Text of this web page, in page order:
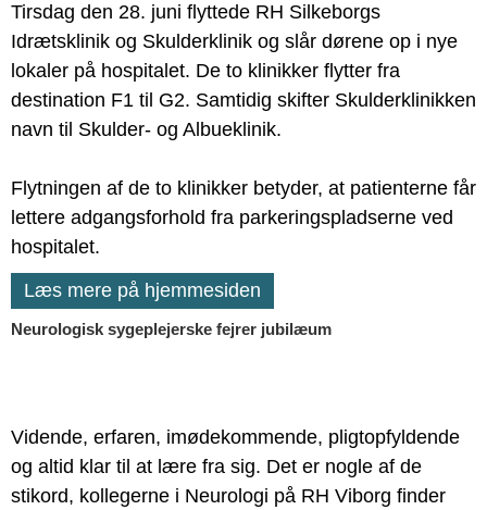
Tirsdag den 28. juni flyttede RH Silkeborgs
Idrætsklinik og Skulderklinik og slår dørene op i nye
lokaler på hospitalet. De to klinikker flytter fra
destination F1 til G2. Samtidig skifter Skulderklinikken
navn til Skulder- og Albueklinik.
Flytningen af de to klinikker betyder, at patienterne får
lettere adgangsforhold fra parkeringspladserne ved
hospitalet.
Læs mere på hjemmesiden
Neurologisk sygeplejerske fejrer jubilæum
Vidende, erfaren, imødekommende, pligtopfyldende
og altid klar til at lære fra sig. Det er nogle af de
stikord, kollegerne i Neurologi på RH Viborg finder